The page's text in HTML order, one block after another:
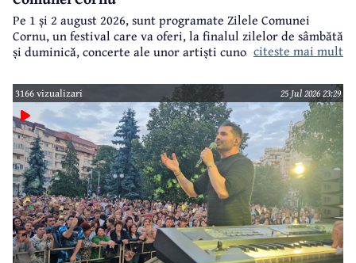
Pe 1 și 2 august 2026, sunt programate Zilele Comunei
Cornu, un festival care va oferi, la finalul zilelor de sâmbătă
și duminică, concerte ale unor artiști cunoscuți.citeste mai mult
3166 vizualizari 25 Jul 2026 23:29